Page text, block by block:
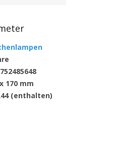
170 mm
(enthalten)